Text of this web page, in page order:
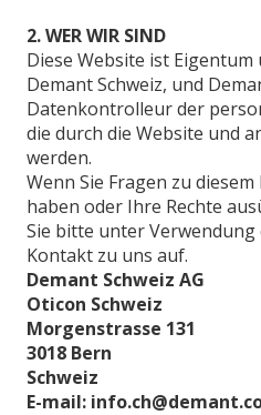
2. WER WIR SIND
Diese Website ist
Demant Schweiz, und
Datenkontrolleur der
die durch die Website und
werden.
Wenn Sie Fragen zu
haben oder Ihre Rechte
Sie bitte unter
Kontakt zu uns auf.
Demant Schweiz AG
Oticon Schweiz
Morgenstrasse 131
3018 Bern
Schweiz
E-mail: